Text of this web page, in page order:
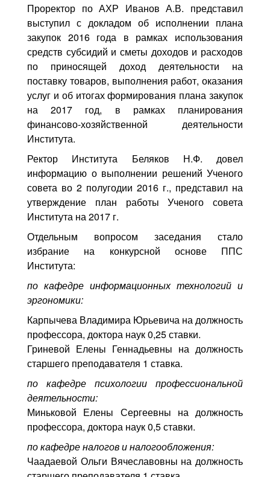
Проректор по АХР Иванов А.В. представил
выступил с докладом об исполнении плана
закупок 2016 года в рамках использования
средств субсидий и сметы доходов и расходов
по приносящей доход деятельности на
поставку товаров, выполнения работ, оказания
услуг и об итогах формирования плана закупок
на 2017 год, в рамках планирования
финансово-хозяйственной деятельности
Института.
Ректор Института Беляков Н.Ф. довел
информацию о выполнении решений Ученого
совета во 2 полугодии 2016 г., представил на
утверждение план работы Ученого совета
Института на 2017 г.
Отдельным вопросом заседания стало
избрание на конкурсной основе ППС
Института:
по кафедре информационных технологий и
эргономики:
Карпычева Владимира Юрьевича на должность
профессора, доктора наук 0,25 ставки.
Гриневой Елены Геннадьевны на должность
старшего преподавателя 1 ставка.
по кафедре психологии профессиональной
деятельности:
Миньковой Елены Сергеевны на должность
профессора, доктора наук 0,5 ставки.
по кафедре налогов и налогообложения:
Чаадаевой Ольги Вячеславовны на должность